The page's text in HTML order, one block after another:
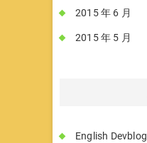
2015 年 6 月
2015 年 5 月
English Devblog